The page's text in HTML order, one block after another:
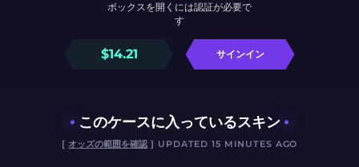
$14.21 サインイン
ボックスを開くには認証が必要で
す
このケースに入っているスキン
[ オッズの範囲を確認] UPDATED 15 MINUTES AGO